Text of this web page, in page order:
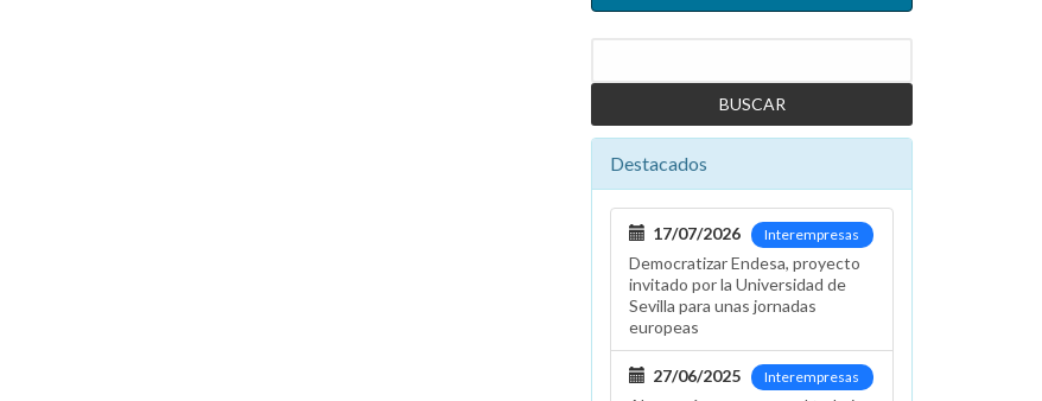
Destacados
Interempresas
17/07/2026
Democratizar Endesa, proyecto
invitado por la Universidad de
Sevilla para unas jornadas
europeas
Interempresas
27/06/2025